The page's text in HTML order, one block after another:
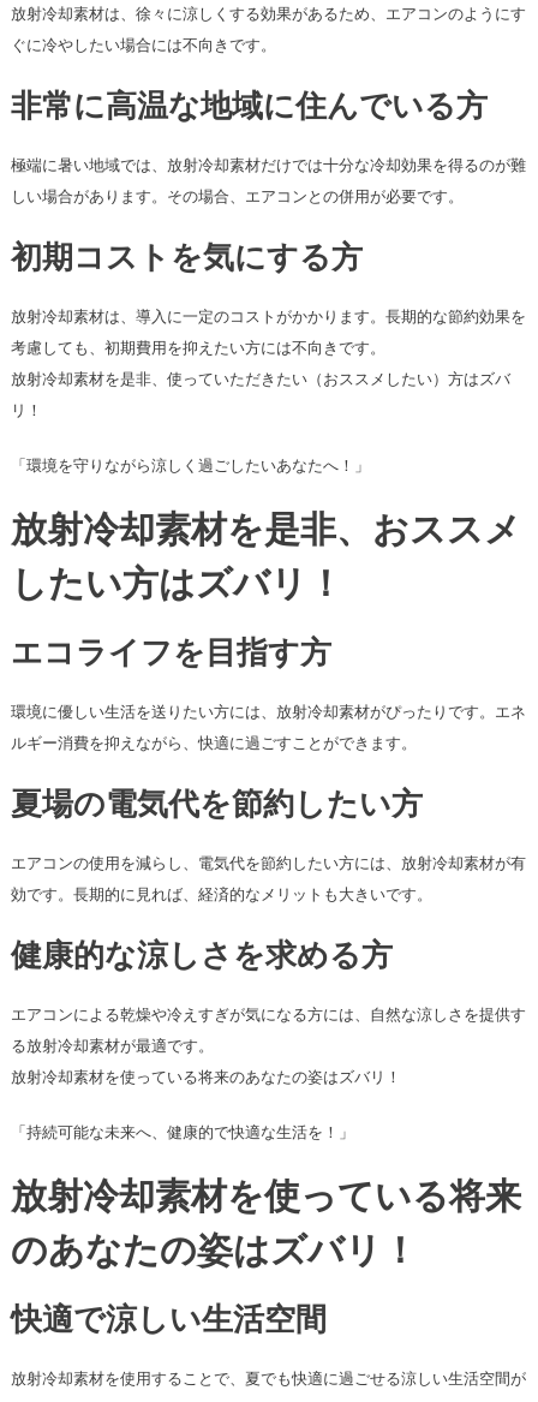
放射冷却素材は、徐々に涼しくする効果があるため、エアコンのようにす
ぐに冷やしたい場合には不向きです。
非常に高温な地域に住んでいる方
極端に暑い地域では、放射冷却素材だけでは十分な冷却効果を得るのが難
しい場合があります。その場合、エアコンとの併用が必要です。
初期コストを気にする方
放射冷却素材は、導入に一定のコストがかかります。長期的な節約効果を
考慮しても、初期費用を抑えたい方には不向きです。
放射冷却素材を是非、使っていただきたい（おススメしたい）方はズバ
リ！
「環境を守りながら涼しく過ごしたいあなたへ！」
放射冷却素材を是非、おススメ
したい方はズバリ！
エコライフを目指す方
環境に優しい生活を送りたい方には、放射冷却素材がぴったりです。エネ
ルギー消費を抑えながら、快適に過ごすことができます。
夏場の電気代を節約したい方
エアコンの使用を減らし、電気代を節約したい方には、放射冷却素材が有
効です。長期的に見れば、経済的なメリットも大きいです。
健康的な涼しさを求める方
エアコンによる乾燥や冷えすぎが気になる方には、自然な涼しさを提供す
る放射冷却素材が最適です。
放射冷却素材を使っている将来のあなたの姿はズバリ！
「持続可能な未来へ、健康的で快適な生活を！」
放射冷却素材を使っている将来
のあなたの姿はズバリ！
快適で涼しい生活空間
放射冷却素材を使用することで、夏でも快適に過ごせる涼しい生活空間が